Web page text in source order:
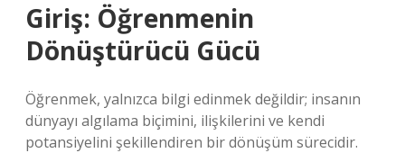
Giriş: Öğrenmenin
Dönüştürücü Gücü
Öğrenmek, yalnızca bilgi edinmek değildir; insanın
dünyayı algılama biçimini, ilişkilerini ve kendi
potansiyelini şekillendiren bir dönüşüm sürecidir.